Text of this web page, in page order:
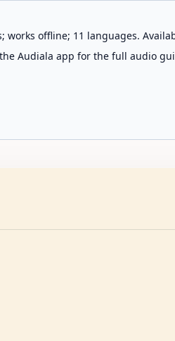
offline; 11 languages.
Audiala app for the full audio